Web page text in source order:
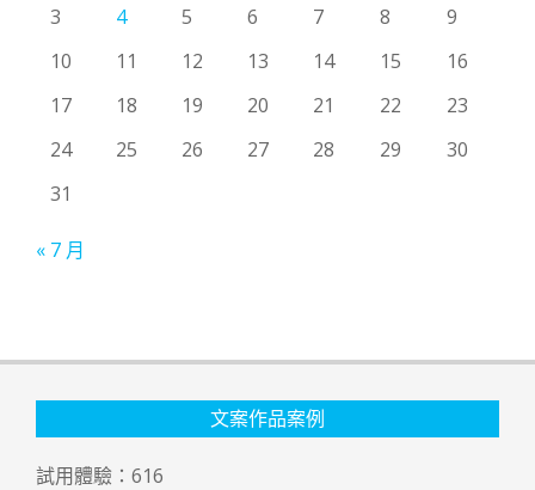
3
4 5 6 7 8
9
10
11 12 13 14 15
16
17
18 19 20 21 22
23
24
25 26 27 28 29
30
31
« 7 月
文案作品案例
試用體驗： 616